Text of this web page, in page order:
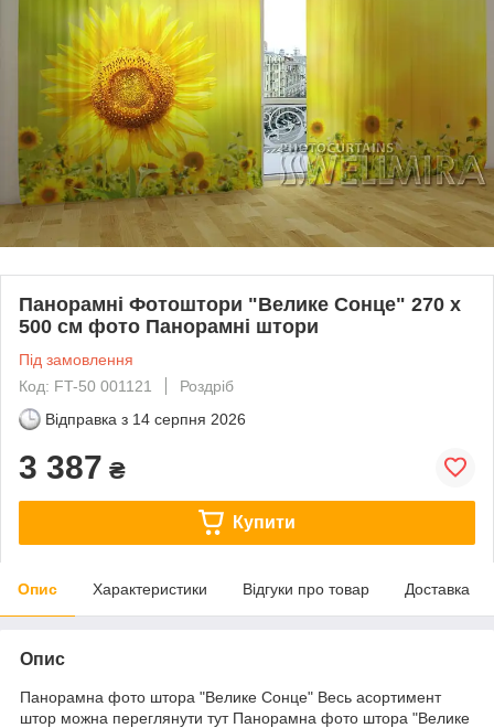
Панорамні Фотоштори "Велике Сонце" 270 х
500 см фото Панорамні штори
Під замовлення
Код: FT-50 001121
Роздріб
Відправка з 14 серпня 2026
3 387 ₴
Купити
Опис Характеристики Відгуки про товар Доставка
Опис
Панорамна фото штора "Велике Сонце" Весь асортимент
штор можна переглянути тут Панорамна фото штора "Велике